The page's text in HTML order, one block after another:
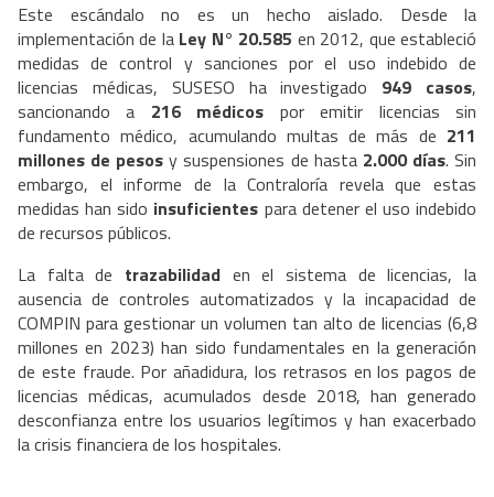
Este escándalo no es un hecho aislado. Desde la
implementación de la Ley N° 20.585 en 2012, que estableció
medidas de control y sanciones por el uso indebido de
licencias médicas, SUSESO ha investigado 949 casos,
sancionando a 216 médicos por emitir licencias sin
fundamento médico, acumulando multas de más de 211
millones de pesos y suspensiones de hasta 2.000 días. Sin
embargo, el informe de la Contraloría revela que estas
medidas han sido insuficientes para detener el uso indebido
de recursos públicos.
La falta de trazabilidad en el sistema de licencias, la
ausencia de controles automatizados y la incapacidad de
COMPIN para gestionar un volumen tan alto de licencias (6,8
millones en 2023) han sido fundamentales en la generación
de este fraude. Por añadidura, los retrasos en los pagos de
licencias médicas, acumulados desde 2018, han generado
desconfianza entre los usuarios legítimos y han exacerbado
la crisis financiera de los hospitales.